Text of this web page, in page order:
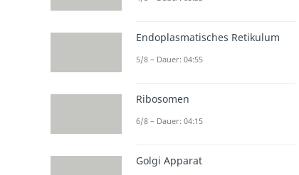
Endoplasmatisches Retikulum
5/8 – Dauer: 04:55
Ribosomen
6/8 – Dauer: 04:15
Golgi Apparat